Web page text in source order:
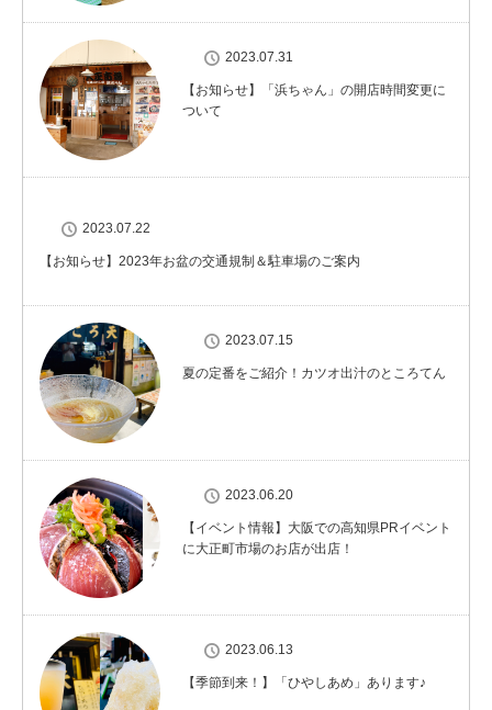
2023.07.31
【お知らせ】「浜ちゃん」の開店時間変更に
ついて
2023.07.22
【お知らせ】2023年お盆の交通規制＆駐車場のご案内
2023.07.15
夏の定番をご紹介！カツオ出汁のところてん
2023.06.20
【イベント情報】大阪での高知県PRイベント
に大正町市場のお店が出店！
2023.06.13
【季節到来！】「ひやしあめ」あります♪